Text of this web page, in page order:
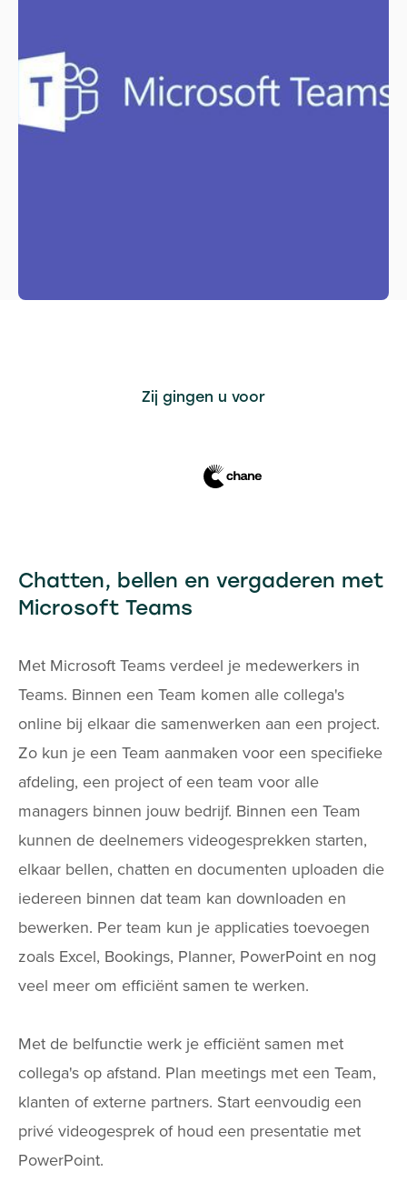
Zij gingen u voor
Chatten, bellen en vergaderen met
Microsoft Teams
Met Microsoft Teams verdeel je medewerkers in
Teams. Binnen een Team komen alle collega's
online bij elkaar die samenwerken aan een project.
Zo kun je een Team aanmaken voor een specifieke
afdeling, een project of een team voor alle
managers binnen jouw bedrijf. Binnen een Team
kunnen de deelnemers videogesprekken starten,
elkaar bellen, chatten en documenten uploaden die
iedereen binnen dat team kan downloaden en
bewerken. Per team kun je applicaties toevoegen
zoals Excel, Bookings, Planner, PowerPoint en nog
veel meer om efficiënt samen te werken.
Met de belfunctie werk je efficiënt samen met
collega's op afstand. Plan meetings met een Team,
klanten of externe partners. Start eenvoudig een
privé videogesprek of houd een presentatie met
PowerPoint.